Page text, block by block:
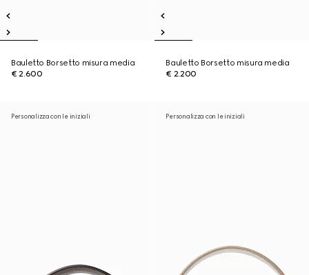
Bauletto Borsetto misura media
€ 2.600
Bauletto Borsetto misura media
€ 2.200
Personalizza con le iniziali Personalizza con le iniziali